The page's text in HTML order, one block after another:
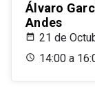
Álvaro
Andes
21 de
14:00 a